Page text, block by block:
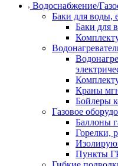
Водоснабжение/
Баки для воды,
Баки для
Краны
Бойлеры
Газовое
Баллоны
Горелки,
Пункты